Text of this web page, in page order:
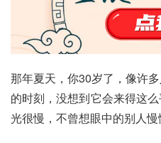
那年夏天，你30岁了，像许
的时刻，没想到它会来得这
光很慢，不曾想眼中的别人慢